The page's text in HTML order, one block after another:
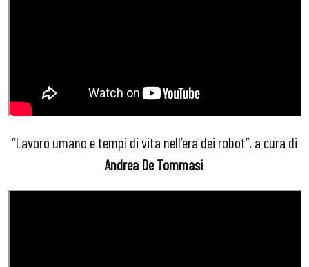
“Lavoro umano e tempi di vita nell’era dei robot”, a cura di
Andrea De Tommasi